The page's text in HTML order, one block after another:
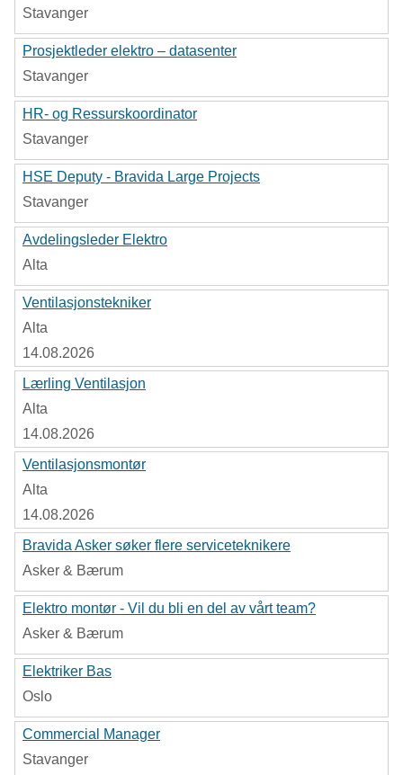
Stavanger
Prosjektleder elektro – datasenter
Stavanger
HR- og Ressurskoordinator
Stavanger
HSE Deputy - Bravida Large Projects
Stavanger
Avdelingsleder Elektro
Alta
Ventilasjonstekniker
Alta
14.08.2026
Lærling Ventilasjon
Alta
14.08.2026
Ventilasjonsmontør
Alta
14.08.2026
Bravida Asker søker flere serviceteknikere
Asker & Bærum
Elektro montør - Vil du bli en del av vårt team?
Asker & Bærum
Elektriker Bas
Oslo
Commercial Manager
Stavanger